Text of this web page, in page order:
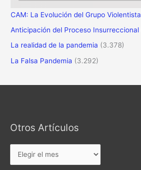
CAM: La Evolución del Grupo Violentista
Anticipación del Proceso Insurreccional
La realidad de la pandemia (3.378)
La Falsa Pandemia (3.292)
Otros Artículos
Otros